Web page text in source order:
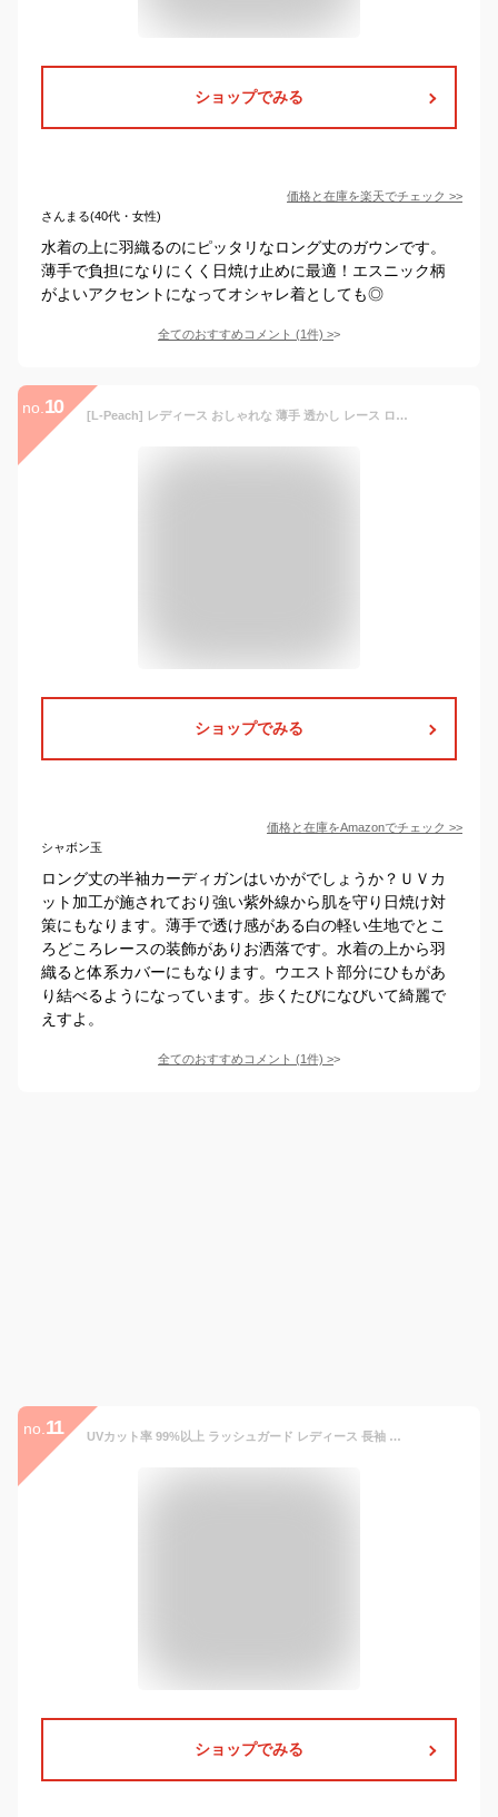
ショップでみる
価格と在庫を楽天でチェック >>
さんまる(40代・女性)
水着の上に羽織るのにピッタリなロング丈のガウンです。
薄手で負担になりにくく日焼け止めに最適！エスニック柄
がよいアクセントになってオシャレ着としても◎
全てのおすすめコメント (1件) >
no. 10 [L-Peach] レディース おしゃれな 薄手 透かし レース ロング カーディガン サマービーチ 夏の日焼け 冷房対策 ラッシュガード 体型カバー 海水着 ビキニ カバー
ショップでみる
価格と在庫をAmazonでチェック >>
シャボン玉
ロング丈の半袖カーディガンはいかがでしょうか？ＵＶカ
ット加工が施されており強い紫外線から肌を守り日焼け対
策にもなります。薄手で透け感がある白の軽い生地でとこ
ろどころレースの装飾がありお洒落です。水着の上から羽
織ると体系カバーにもなります。ウエスト部分にひもがあ
り結べるようになっています。歩くたびになびいて綺麗で
えすよ。
全てのおすすめコメント (1件) >
no. 11 UVカット率 99%以上 ラッシュガード レディース 長袖 無地 羽織り ロング丈 tシャツ 紫外線対策 UV対策 UPF50+ かわいい おしゃれ 水陸両用 虫刺され 擦り傷 防止 水着の上 黒 日焼け対策 女性用 オーバーサイズ タウンユース ストレッチ オールシーズン バックリボン
ショップでみる